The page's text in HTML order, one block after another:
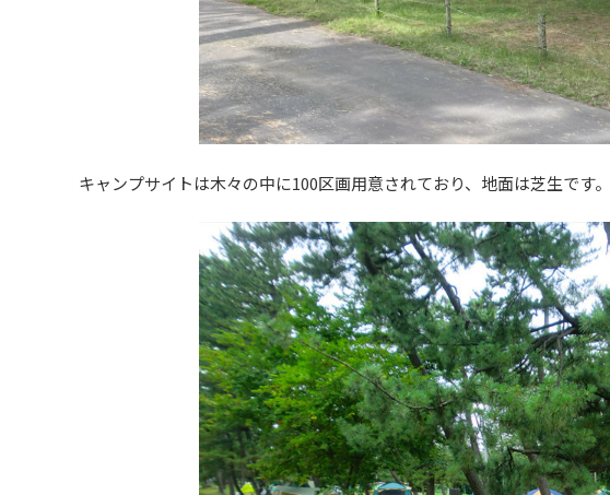
キャンプサイトは木々の中に100区画用意されており、地面は芝生です。